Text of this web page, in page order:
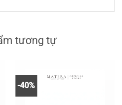
tương tự
-40%